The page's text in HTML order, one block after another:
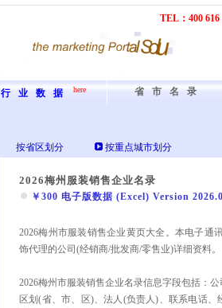
TEL：400 616
行业数据 here 省市名录
按省区划分 按重点城市划分
2026梅州服装销售企业名录
￥300 电子版数据 (Excel) Version
2026梅州市服装销售企业黄页大全。本电子通
饰代理的公司(经销商/批发商/零售业)详细资料。
2026梅州市服装销售企业名录信息字段包括：
区划(省、市、区)、法人(负责人)、联系电话